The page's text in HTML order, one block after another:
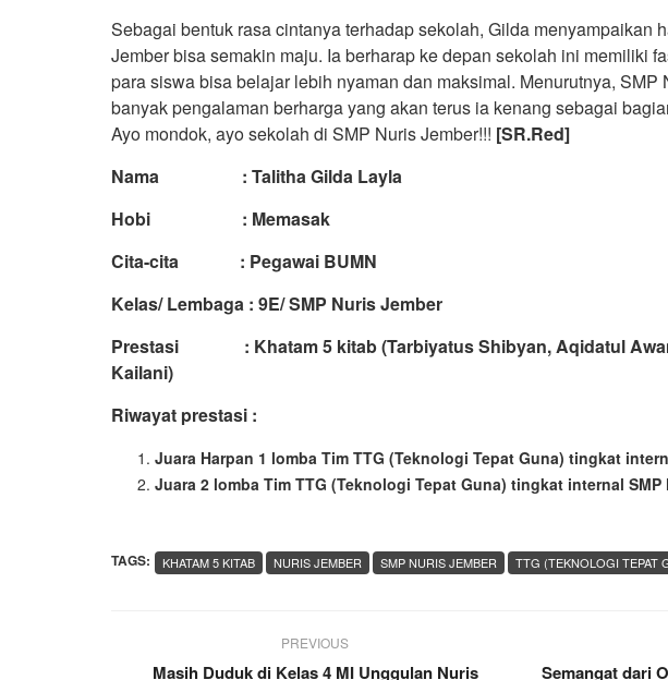
Sebagai bentuk rasa cintanya terhadap sekolah, Gilda menyampaikan
Jember bisa semakin maju. Ia berharap ke depan sekolah ini memiliki
para siswa bisa belajar lebih nyaman dan maksimal. Menurutnya, SMP
banyak pengalaman berharga yang akan terus ia kenang sebagai
Ayo mondok, ayo sekolah di SMP Nuris Jember!!! [SR.Red]
Nama : Talitha Gilda Layla
Hobi : Memasak
Cita-cita : Pegawai BUMN
Kelas/ Lembaga : 9E/ SMP Nuris Jember
Prestasi : Khatam 5 kitab (Tarbiyatus Shibyan, Aqidatul
Kailani)
Riwayat prestasi :
Juara Harpan 1 lomba Tim TTG (Teknologi Tepat Guna) tingkat
Juara 2 lomba Tim TTG (Teknologi Tepat Guna) tingkat internal SMP
TAGS: KHATAM 5 KITAB NURIS JEMBER SMP NURIS JEMBER TTG (TEKNOLOGI TEPAT
PREVIOUS
Masih Duduk di Kelas 4 MI Unggulan Nuris
Semangat dari